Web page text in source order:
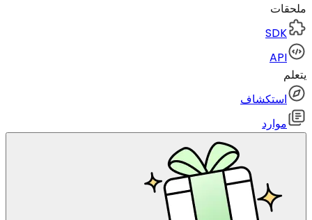
ملحقات
SDK
API
يتعلم
استكشاف
موارد